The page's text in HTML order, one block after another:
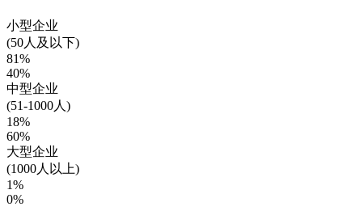
小型企业
(50人及以下)
81%
40%
中型企业
(51-1000人)
18%
60%
大型企业
(1000人以上)
1%
0%